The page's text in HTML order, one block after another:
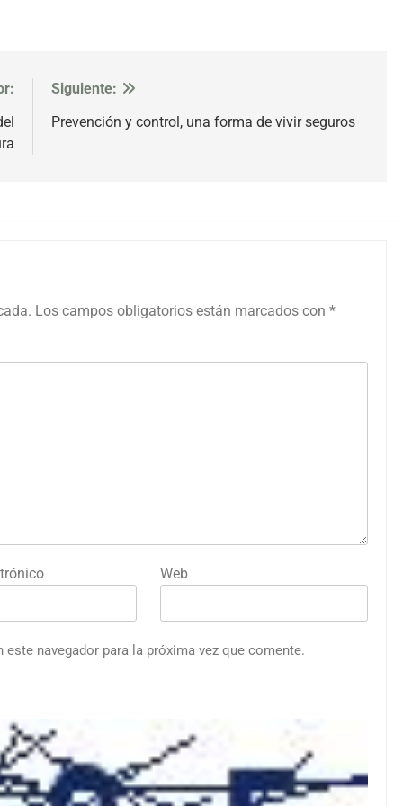
Siguiente:
Prevención y control, una forma de vivir seguros
Los campos obligatorios están marcados con *
Web
navegador para la próxima vez que comente.